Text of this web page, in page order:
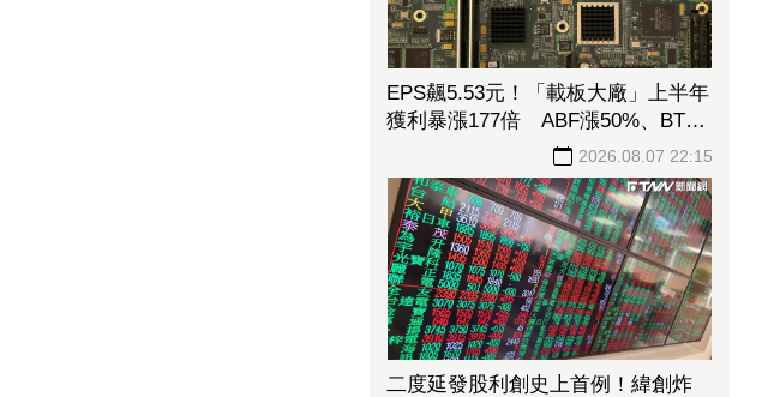
EPS飆5.53元！「載板大廠」上半年
獲利暴漲177倍 ABF漲50%、BT漲
2026.08.07 22:15
二度延發股利創史上首例！緯創炸